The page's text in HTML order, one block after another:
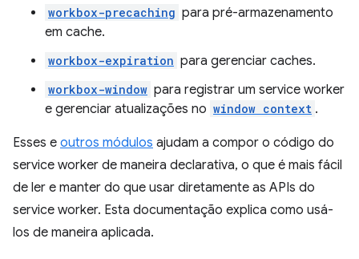
workbox-precaching para pré-armazenamento
em cache.
workbox-expiration para gerenciar caches.
workbox-window para registrar um service worker
e gerenciar atualizações no window context .
Esses e outros módulos ajudam a compor o código do
service worker de maneira declarativa, o que é mais fácil
de ler e manter do que usar diretamente as APIs do
service worker. Esta documentação explica como usá-
los de maneira aplicada.